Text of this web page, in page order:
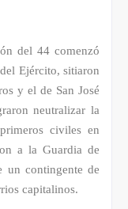
del 44 comenzó
Ejército, sitiaron
y el de San José
neutralizar la
civiles en
a la Guardia de
un contingente de
capitalinos.